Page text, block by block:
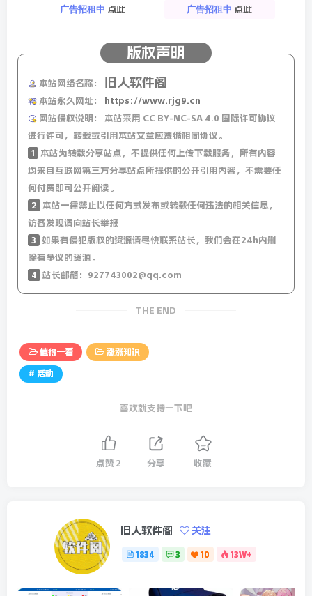
广告招租中 点此 广告招租中 点此
版权声明
本站网络名称： 旧人软件阁
本站永久网址：
https://www.rjg9.cn
网站侵权说明：
本站采用 CC BY-NC-SA 4.0 国际许可协议
进行许可，转载或引用本站文章应遵循相同协议。
1
本站为转载分享站点，不提供任何上传下载服务，所有内容
均来自互联网第三方分享站点所提供的公开引用内容，不需要任
何付费即可公开阅读。
2
本站一律禁止以任何方式发布或转载任何违法的相关信息，
访客发现请向站长举报
3
如果有侵犯版权的资源请尽快联系站长，我们会在24h内删
除有争议的资源。
4 站长邮箱：927743002@qq.com
THE END
值得一看 涨涨知识
# 活动
喜欢就支持一下吧
点赞 2 分享 收藏
旧人软件阁 关注
1834 3 10 13W+